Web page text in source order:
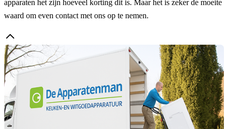
apparaten het zijn hoeveel korting dit is. Maar het is zeker de moeite
waard om even contact met ons op te nemen.